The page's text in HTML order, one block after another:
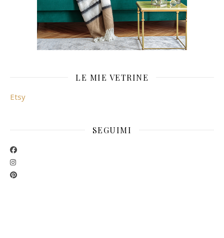
LE MIE VETRINE
Etsy
SEGUIMI